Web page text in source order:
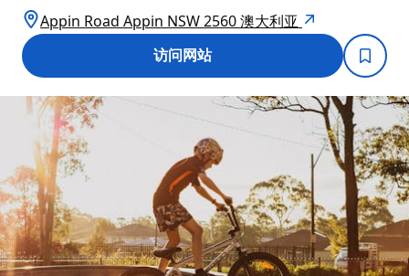
Appin Road Appin NSW 2560 澳大利亚
访问网站